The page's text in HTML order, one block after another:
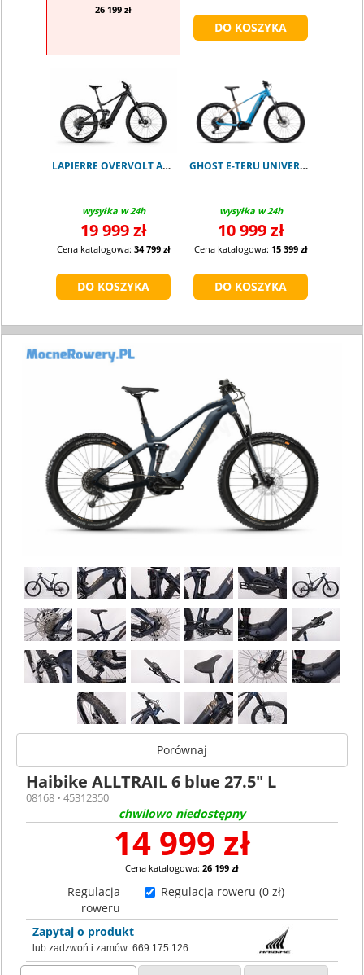
26 199 zł
LAPIERRE OVERVOLT AM 9.8 800Wh
wysyłka w 24h
19 999 zł
Cena katalogowa: 34 799 zł
GHOST E-TERU UNIVERSAL atlantic blue L
wysyłka w 24h
10 999 zł
Cena katalogowa: 15 399 zł
Porównaj
Haibike ALLTRAIL 6 blue 27.5" L
08168 • 45312350
chwilowo niedostępny
14 999 zł
Cena katalogowa: 26 199 zł
Regulacja
roweru
Regulacja roweru (0 zł)
Zapytaj o produkt
lub zadzwoń i zamów: 669 175 126